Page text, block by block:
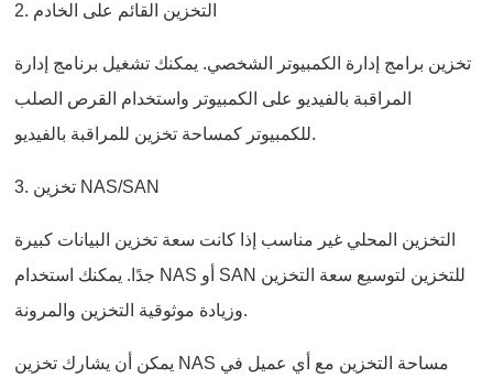
2. التخزين القائم على الخادم
تخزين برامج إدارة الكمبيوتر الشخصي. يمكنك تشغيل برنامج إدارة
المراقبة بالفيديو على الكمبيوتر واستخدام القرص الصلب
للكمبيوتر كمساحة تخزين للمراقبة بالفيديو.
3. تخزين NAS/SAN
التخزين المحلي غير مناسب إذا كانت سعة تخزين البيانات كبيرة
جدًا. يمكنك استخدام NAS أو SAN للتخزين لتوسيع سعة التخزين
وزيادة موثوقية التخزين والمرونة.
يمكن أن يشارك تخزين NAS مساحة التخزين مع أي عميل في